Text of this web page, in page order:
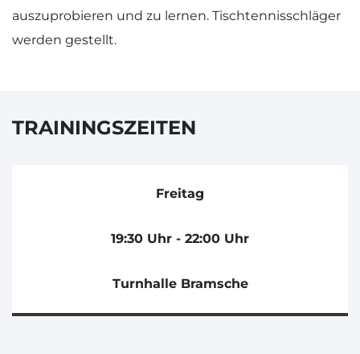
auszuprobieren und zu lernen. Tischtennisschläger
werden gestellt.
TRAININGSZEITEN
Freitag
19:30 Uhr - 22:00 Uhr
Turnhalle Bramsche